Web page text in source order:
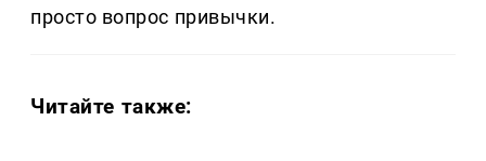
просто вопрос привычки.
Читайте также: